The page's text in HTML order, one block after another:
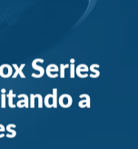
Series
a